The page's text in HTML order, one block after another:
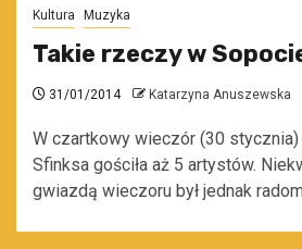
Kultura Muzyka
Takie rzeczy w
31/01/2014 Katarzyna Anuszewska
W czartkowy wieczór (30
Sfinksa gościła aż 5 artystów.
gwiazdą wieczoru był jednak